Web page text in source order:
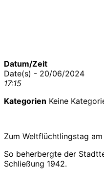
Datum/Zeit
Date(s) - 20/06/2024
17:15
Kategorien Keine
Zum Weltflüchtlingstag
So beherbergte der
Schließung 1942.